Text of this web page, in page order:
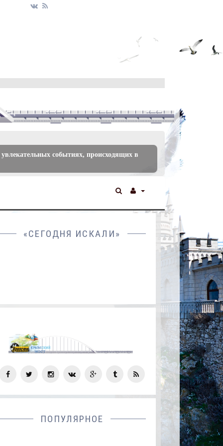
событиях, происходящих в
«СЕГОДНЯ ИСКАЛИ»
СОЦ
СЕТИ
ПОПУЛЯРНОЕ